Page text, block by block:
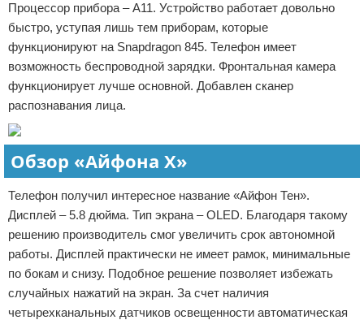
Процессор прибора – А11. Устройство работает довольно
быстро, уступая лишь тем приборам, которые
функционируют на Snapdragon 845. Телефон имеет
возможность беспроводной зарядки. Фронтальная камера
функционирует лучше основной. Добавлен сканер
распознавания лица.
Обзор «Айфона Х»
Телефон получил интересное название «Айфон Тен».
Дисплей – 5.8 дюйма. Тип экрана – OLED. Благодаря такому
решению производитель смог увеличить срок автономной
работы. Дисплей практически не имеет рамок, минимальные
по бокам и снизу. Подобное решение позволяет избежать
случайных нажатий на экран. За счет наличия
четырехканальных датчиков освещенности автоматическая